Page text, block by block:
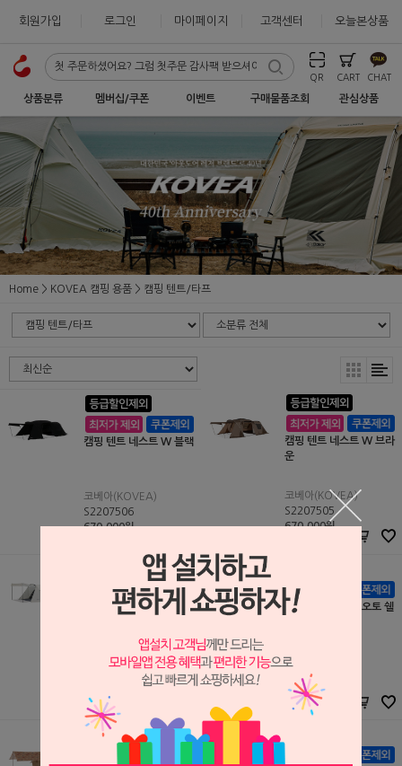
회원가입 로그인 마이페이지 고객센터 오늘본상품
QR CART CHAT
상품분류 멤버십/쿠폰 이벤트 구매물품조회 관심상품
Home KOVEA 캠핑 용품 캠핑 텐트/타프
캠핑 텐트 네스트 W 블랙
코베아(KOVEA)
S2207506
670,000원
캠핑 텐트 네스트 W 브라
운
코베아(KOVEA)
S2207505
670,000원
캠핑 텐트 네스트 돔
코베아(KOVEA)
440,000
캠핑 텐트 투어링 오토 쉘
코베아(KOVEA)
S2207503
490,000원
490,000